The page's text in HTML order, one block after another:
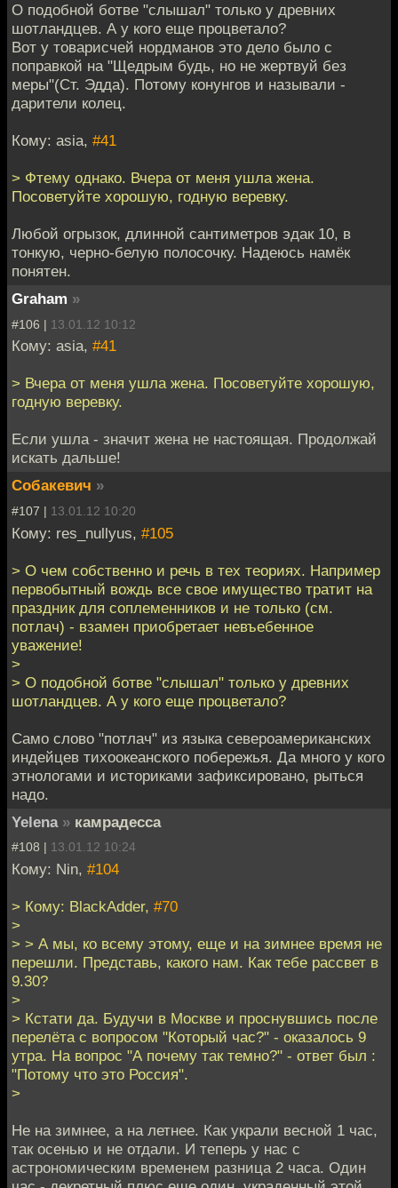
О подобной ботве "слышал" только у древних
шотландцев. А у кого еще процветало?
Вот у товарисчей нордманов это дело было с
поправкой на "Щедрым будь, но не жертвуй без
меры"(Ст. Эдда). Потому конунгов и называли -
дарители колец.
Кому: asia, #41
> Фтему однако. Вчера от меня ушла жена.
Посоветуйте хорошую, годную веревку.
Любой огрызок, длинной сантиметров эдак 10, в
тонкую, черно-белую полосочку. Надеюсь намёк
понятен.
Graham »
#106 | 13.01.12 10:12
Кому: asia, #41
> Вчера от меня ушла жена. Посоветуйте хорошую,
годную веревку.
Если ушла - значит жена не настоящая. Продолжай
искать дальше!
Собакевич »
#107 | 13.01.12 10:20
Кому: res_nullyus, #105
> О чем собственно и речь в тех теориях. Например
первобытный вождь все свое имущество тратит на
праздник для соплеменников и не только (см.
потлач) - взамен приобретает невъебенное
уважение!
>
> О подобной ботве "слышал" только у древних
шотландцев. А у кого еще процветало?
Само слово "потлач" из языка североамериканских
индейцев тихоокеанского побережья. Да много у кого
этнологами и историками зафиксировано, рыться
надо.
Yelena » камрадесса
#108 | 13.01.12 10:24
Кому: Nin, #104
> Кому: BlackAdder, #70
>
> > А мы, ко всему этому, еще и на зимнее время не
перешли. Представь, какого нам. Как тебе рассвет в
9.30?
>
> Кстати да. Будучи в Москве и проснувшись после
перелёта с вопросом "Который час?" - оказалось 9
утра. На вопpос "А почему так темно?" - ответ был :
"Потому что это Россия".
>
Не на зимнее, а на летнее. Как украли весной 1 час,
так осенью и не отдали. И теперь у нас с
астрономическим временем разница 2 часа. Один